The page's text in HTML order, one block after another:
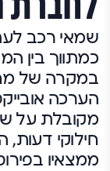
שמאי רכב
כמתווך בין
במקרה של
הערכה
מקובלת על
חילוקי דעות,
ממצאיו